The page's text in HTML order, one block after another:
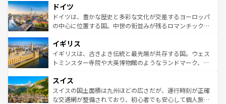
せる。地方によって風土や気候が異なるスペインはその個
性で訪れる人を魅了する。 なお、新着のスペイン情報は コ
ンテンツ一覧を参照してほしい。
で、幅広い魅力が詰まっている。華麗な宮殿、歴史的な大
聖堂、美しいビーチ、そして豊かな自然が、訪れる者を心
から魅了する。また、フランスは美食の国としても知ら
いる。シャンパンの発祥地であるランス、プロヴァンスの
香り高いラベンダー畑など、多彩な楽しみ方が可能だ。さ
らに、パリ以外の地域にも魅力が溢れており、どの街角に
れる地方に足を運ぶとそれぞれで全く異なる文化を体験で
きるだろう。 なお、新着のフランス情報はコンテンツ一覧
を参照してほしい。
ドイツ
ドイツは、豊かな歴史と多彩な文化が交差するヨーロッパ
の中心に位置する国。中世の街並みが残るロマンチック街
顔を持つこの国は、どこを歩いても飽きることがない。ベ
ルリンの文化的活気、バイエルン州のアルプスの絶景、そ
してライン川沿いのワイン畑といった風景は必見。ビール
は、お酒好きな人にはぜひ体験してほしい。 なお、新着の
ドイツ情報はコンテンツ一覧を参照してほしい。
イギリス
イギリスは、古きよき伝統と最先端が共存する国。ウェス
トミンスター寺院や大英博物館のようなランドマーク、歴
リアごとに異なる魅力がある。また、優雅なアフタヌーン
ティー、ビール好きにはたまらない英国パブ、サッカー観
戦など、本場だからこそできる体験も豊富。イギリスを旅
スイス
スイスの国土面積は九州ほどの広さだが、運行時刻が正確
な交通網が整備されており、初心者でも安心して個人旅行